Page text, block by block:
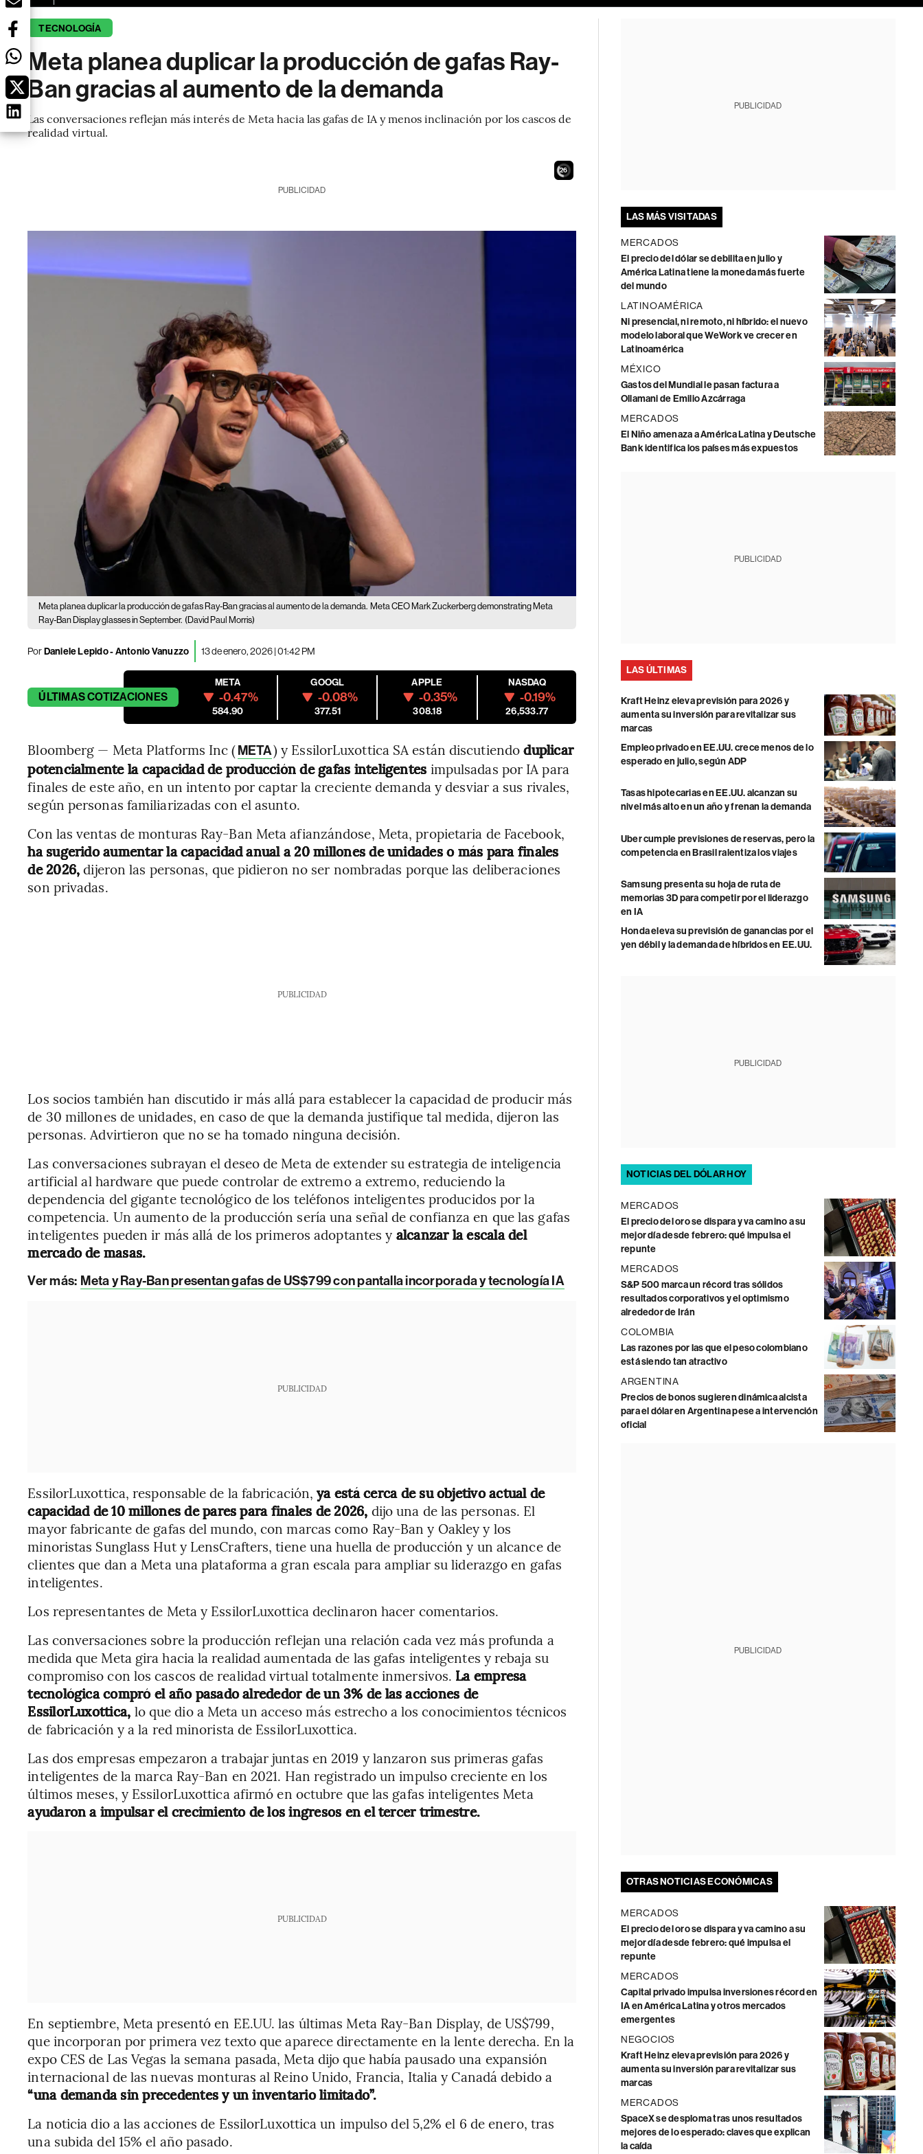
TECNOLOGÍA
Meta planea duplicar la producción de gafas Ray-
Ban gracias al aumento de la demanda
Las conversaciones reflejan más interés de Meta hacia las gafas de IA y menos inclinación por los cascos de
realidad virtual.
24
PUBLICIDAD
Meta planea duplicar la producción de gafas Ray-Ban gracias al aumento de la demanda. Meta CEO Mark Zuckerberg demonstrating Meta
Ray-Ban Display glasses in September. (David Paul Morris)
PorDaniele Lepido - Antonio Vanuzzo 13 de enero, 2026 | 01:42 PM
ÚLTIMASCOTIZACIONES
META
-0.47%
584.90
GOOGL
-0.08%
377.51
APPLE
-0.35%
308.18
NASDAQ
-0.19%
26,533.77
Bloomberg — Meta Platforms Inc (META) y EssilorLuxottica SA están discutiendoduplicar
potencialmente la capacidad de producción de gafas inteligentes impulsadas por IA para
finales de este año, en un intento por captar la creciente demanda y desviar a sus rivales,
según personas familiarizadas con el asunto.
Con las ventas de monturas Ray-Ban Meta afianzándose, Meta, propietaria de Facebook,
ha sugerido aumentar la capacidad anual a 20 millones de unidades o más para finales
de 2026,dijeron las personas, que pidieron no ser nombradas porque las deliberaciones
son privadas.
PUBLICIDAD
Los socios también han discutido ir más allá para establecer la capacidad de producir más
de 30 millones de unidades, en caso de que la demanda justifique tal medida, dijeron las
personas. Advirtieron que no se ha tomado ninguna decisión.
Las conversaciones subrayan el deseo de Meta de extender su estrategia de inteligencia
artificial al hardware que puede controlar de extremo a extremo, reduciendo la
dependencia del gigante tecnológico de los teléfonos inteligentes producidos por la
competencia. Un aumento de la producción sería una señal de confianza en que las gafas
inteligentes pueden ir más allá de los primeros adoptantes y alcanzar la escala del
mercado de masas.
Ver más: Meta y Ray-Ban presentan gafas de US$799 con pantalla incorporada y tecnología IA
PUBLICIDAD
EssilorLuxottica, responsable de la fabricación,ya está cerca de su objetivo actual de
capacidad de 10 millones de pares para finales de 2026, dijo una de las personas. El
mayor fabricante de gafas del mundo, con marcas como Ray-Ban y Oakley y los
minoristas Sunglass Hut y LensCrafters, tiene una huella de producción y un alcance de
clientes que dan a Meta una plataforma a gran escala para ampliar su liderazgo en gafas
inteligentes.
Los representantes de Meta y EssilorLuxottica declinaron hacer comentarios.
Las conversaciones sobre la producción reflejan una relación cada vez más profunda a
medida que Meta gira hacia la realidad aumentada de las gafas inteligentes y rebaja su
compromiso con los cascos de realidad virtual totalmente inmersivos. La empresa
tecnológica compró el año pasado alrededor de un 3% de las acciones de
EssilorLuxottica, lo que dio a Meta un acceso más estrecho a los conocimientos técnicos
de fabricación y a la red minorista de EssilorLuxottica.
Las dos empresas empezaron a trabajar juntas en 2019 y lanzaron sus primeras gafas
inteligentes de la marca Ray-Ban en 2021. Han registrado un impulso creciente en los
últimos meses, y EssilorLuxottica afirmó en octubre que las gafas inteligentes Meta
ayudaron a impulsar el crecimiento de los ingresos en el tercer trimestre.
PUBLICIDAD
En septiembre, Meta presentó en EE.UU. las últimas Meta Ray-Ban Display, de US$799,
que incorporan por primera vez texto que aparece directamente en la lente derecha. En la
expo CES de Las Vegas la semana pasada, Meta dijo que había pausado una expansión
internacional de las nuevas monturas al Reino Unido, Francia, Italia y Canadá debido a
“una demanda sin precedentes y un inventario limitado”.
La noticia dio a las acciones de EssilorLuxottica un impulso del 5,2% el 6 de enero, tras
una subida del 15% el año pasado.
PUBLICIDAD
LAS MÁS VISITADAS
MERCADOS
El precio del dólar se debilita en julio y
América Latina tiene la moneda más fuerte
del mundo
LATINOAMÉRICA
Ni presencial, ni remoto, ni híbrido: el nuevo
modelo laboral que WeWork ve crecer en
Latinoamérica
MÉXICO
Gastos del Mundial le pasan factura a
Ollamani de Emilio Azcárraga
MERCADOS
El Niño amenaza a América Latina y Deutsche
Bank identifica los países más expuestos
PUBLICIDAD
LAS ÚLTIMAS
Kraft Heinz eleva previsión para 2026 y
aumenta su inversión para revitalizar sus
marcas
Empleo privado en EE.UU. crece menos de lo
esperado en julio, según ADP
Tasas hipotecarias en EE.UU. alcanzan su
nivel más alto en un año y frenan la demanda
Uber cumple previsiones de reservas, pero la
competencia en Brasil ralentiza los viajes
Samsung presenta su hoja de ruta de
memorias 3D para competir por el liderazgo
en IA
Honda eleva su previsión de ganancias por el
yen débil y la demanda de híbridos en EE.UU.
PUBLICIDAD
NOTICIAS DEL DÓLAR HOY
MERCADOS
El precio del oro se dispara y va camino a su
mejor día desde febrero: qué impulsa el
repunte
MERCADOS
S&P 500 marca un récord tras sólidos
resultados corporativos y el optimismo
alrededor de Irán
COLOMBIA
Las razones por las que el peso colombiano
está siendo tan atractivo
ARGENTINA
Precios de bonos sugieren dinámica alcista
para el dólar en Argentina pese a intervención
oficial
PUBLICIDAD
OTRAS NOTICIAS ECONÓMICAS
MERCADOS
El precio del oro se dispara y va camino a su
mejor día desde febrero: qué impulsa el
repunte
MERCADOS
Capital privado impulsa inversiones récord en
IA en América Latina y otros mercados
emergentes
NEGOCIOS
Kraft Heinz eleva previsión para 2026 y
aumenta su inversión para revitalizar sus
marcas
MERCADOS
SpaceX se desploma tras unos resultados
mejores de lo esperado: claves que explican
la caída